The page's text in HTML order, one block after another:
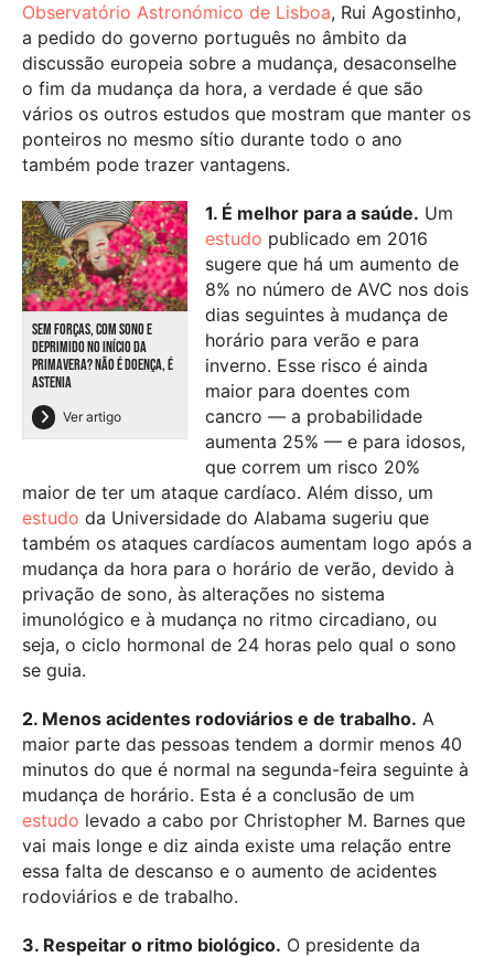
Observatório Astronómico de Lisboa, Rui Agostinho,
a pedido do governo português no âmbito da
discussão europeia sobre a mudança, desaconselhe
o fim da mudança da hora, a verdade é que são
vários os outros estudos que mostram que manter os
ponteiros no mesmo sítio durante todo o ano
também pode trazer vantagens.
SEM FORÇAS, COM SONO E
DEPRIMIDO NO INÍCIO DA
PRIMAVERA? NÃO É DOENÇA, É
ASTENIA
Ver artigo
1. É melhor para a saúde. Um
estudo publicado em 2016
sugere que há um aumento de
8% no número de AVC nos dois
dias seguintes à mudança de
horário para verão e para
inverno. Esse risco é ainda
maior para doentes com
cancro — a probabilidade
aumenta 25% — e para idosos,
que correm um risco 20%
maior de ter um ataque cardíaco. Além disso, um
estudo da Universidade do Alabama sugeriu que
também os ataques cardíacos aumentam logo após a
mudança da hora para o horário de verão, devido à
privação de sono, às alterações no sistema
imunológico e à mudança no ritmo circadiano, ou
seja, o ciclo hormonal de 24 horas pelo qual o sono
se guia.
2. Menos acidentes rodoviários e de trabalho. A
maior parte das pessoas tendem a dormir menos 40
minutos do que é normal na segunda-feira seguinte à
mudança de horário. Esta é a conclusão de um
estudo levado a cabo por Christopher M. Barnes que
vai mais longe e diz ainda existe uma relação entre
essa falta de descanso e o aumento de acidentes
rodoviários e de trabalho.
3. Respeitar o ritmo biológico. O presidente da